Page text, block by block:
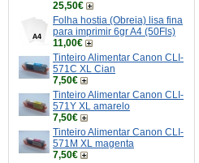
25,50€
Folha hostia (Obreia) lisa fina
para imprimir 6gr A4 (50Fls)
11,00€
Tinteiro Alimentar Canon CLI-
571C XL Cian
7,50€
Tinteiro Alimentar Canon CLI-
571Y XL amarelo
7,50€
Tinteiro Alimentar Canon CLI-
571M XL magenta
7,50€